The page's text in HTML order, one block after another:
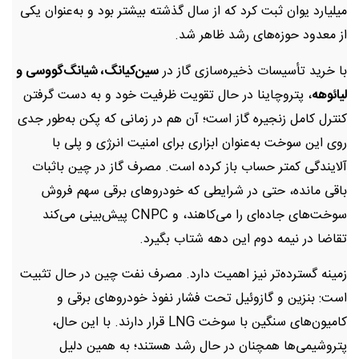
میلیارد یوان ثبت کرد که از سال گذشته بیشتر بود و به‌عنوان یکی
از معدود حوزه‌های رشد ظاهر شد.
با خرید تأسیسات ذخیره‌سازی گاز درسین‌کیانگ، شیانگ‌گووسی و
لیائوهه، پتروچاینا در حال تقویت ظرفیت خود و به دست گرفتن
کنترل کامل زنجیره گاز است؛ آن هم در زمانی که پکن به‌طور جدی
روی این سوخت به‌عنوان ابزاری برای امنیت انرژی و پلی با
آلایندگی کمتر حساب باز کرده است. مصرف گاز در چین باثبات
باقی مانده، حتی در شرایطی که خودروهای برقی سهم فروش
سوخت‌های جاده‌ای را می‌کاهند، و CNPC پیش‌بینی می‌کند
تقاضا در نیمه دوم این دهه شتاب بگیرد.
زمینه گسترده‌تر نیز اهمیت دارد. مصرف نفت چین در حال تثبیت
است: بنزین و گازوئیل تحت فشار نفوذ خودروهای برقی و
کامیون‌های سنگین با سوخت LNG قرار دارند. با این حال،
پتروشیمی‌ها همچنان در حال رشد هستند؛ به همین دلیل